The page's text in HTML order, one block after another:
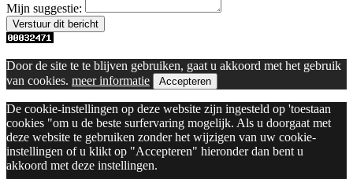
Mijn suggestie:
Verstuur dit bericht
Door de site te te blijven gebruiken, gaat u akkoord met het gebruik
van cookies. meer informatie Accepteren
De cookie-instellingen op deze website zijn ingesteld op 'toestaan
cookies "om u de beste surfervaring mogelijk. Als u doorgaat met
deze website te gebruiken zonder het wijzigen van uw cookie-
instellingen of u klikt op "Accepteren" hieronder dan bent u
akkoord met deze instellingen.